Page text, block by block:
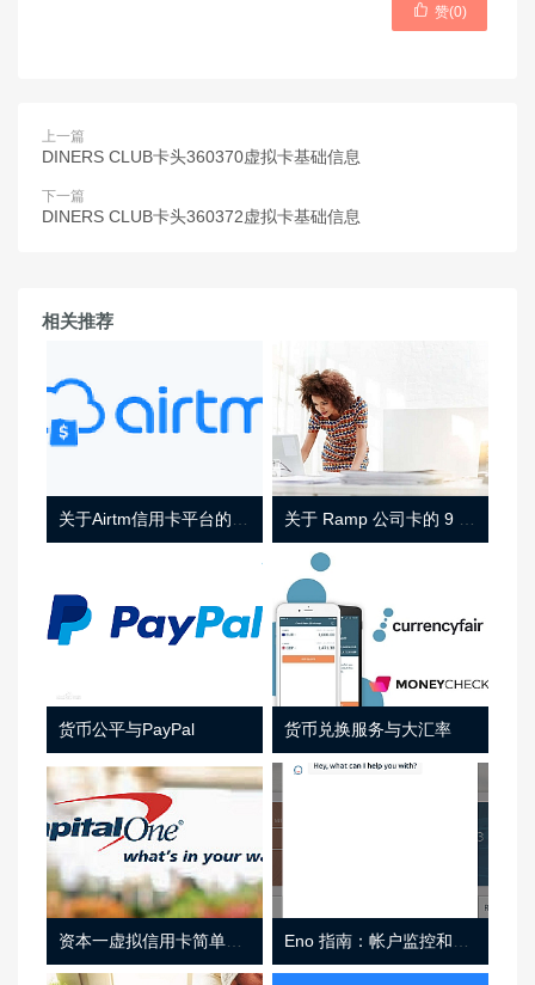
 赞(0)
上一篇
DINERS CLUB卡头360370虚拟卡基础信息
下一篇
DINERS CLUB卡头360372虚拟卡基础信息
相关推荐
货币公平与PayPal 货币兑换服务与大汇率
资本一虚拟信用卡简单介绍